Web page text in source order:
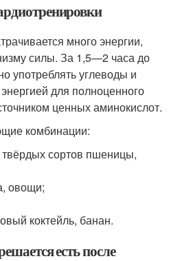
много энергии,
силы. За 1,5—2 часа до
употреблять углеводы и
для полноценного
ценных аминокислот.
комбинации:
сортов пшеницы,
овощи;
коктейль, банан.
есть после